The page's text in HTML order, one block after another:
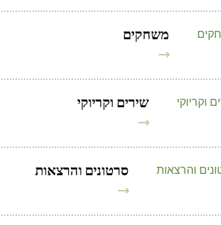
משחקים
שירים וקריוקי
סרטונים והרצאות